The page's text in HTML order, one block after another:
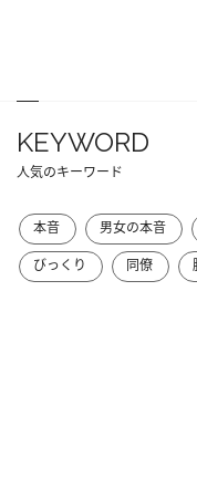
KEYWORD
人気のキーワード
本音 男女の本音
びっくり
同僚